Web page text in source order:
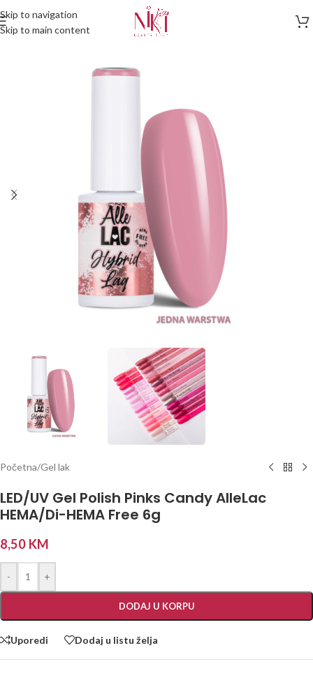
Skip to navigation
Skip to main content
Početna/Gel lak
LED/UV Gel Polish Pinks Candy AlleLac
HEMA/Di-HEMA Free 6g
8,50 KM
- +
DODAJ U KORPU
Uporedi Dodaj u listu želja